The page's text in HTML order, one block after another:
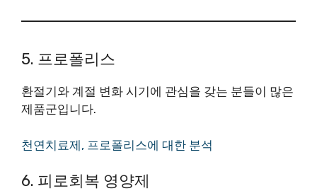
5. 프로폴리스
환절기와 계절 변화 시기에 관심을 갖는 분들이 많은
제품군입니다.
천연치료제, 프로폴리스에 대한 분석
6. 피로회복 영양제